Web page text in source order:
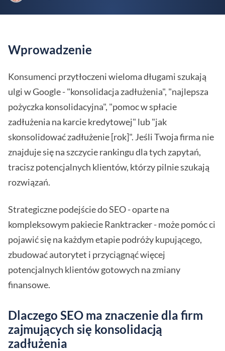
Wprowadzenie
Konsumenci przytłoczeni wieloma długami szukają
ulgi w Google - "konsolidacja zadłużenia", "najlepsza
pożyczka konsolidacyjna", "pomoc w spłacie
zadłużenia na karcie kredytowej" lub "jak
skonsolidować zadłużenie [rok]". Jeśli Twoja firma nie
znajduje się na szczycie rankingu dla tych zapytań,
tracisz potencjalnych klientów, którzy pilnie szukają
rozwiązań.
Strategiczne podejście do SEO - oparte na
kompleksowym pakiecie Ranktracker - może pomóc ci
pojawić się na każdym etapie podróży kupującego,
zbudować autorytet i przyciągnąć więcej
potencjalnych klientów gotowych na zmiany
finansowe.
Dlaczego SEO ma znaczenie dla firm
zajmujących się konsolidacją
zadłużenia